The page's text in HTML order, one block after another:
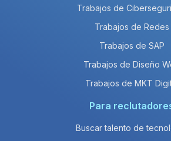
Trabajos de
Trabajos de Redes
Trabajos de SAP
Trabajos de Diseño
Trabajos de MKT
Para
Buscar talento de